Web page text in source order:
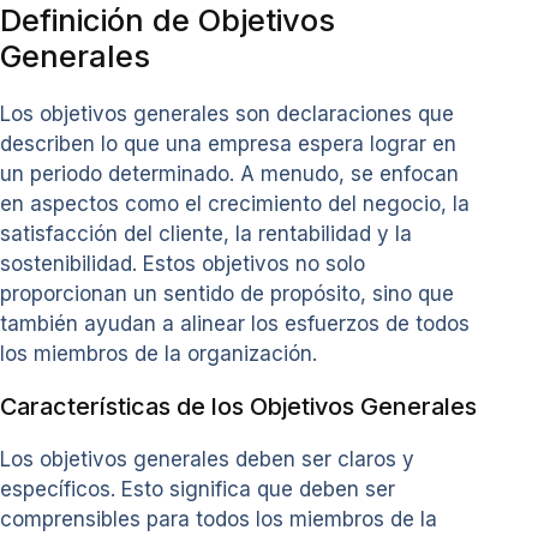
Definición de Objetivos
Generales
Los objetivos generales son declaraciones que
describen lo que una empresa espera lograr en
un periodo determinado. A menudo, se enfocan
en aspectos como el crecimiento del negocio, la
satisfacción del cliente, la rentabilidad y la
sostenibilidad. Estos objetivos no solo
proporcionan un sentido de propósito, sino que
también ayudan a alinear los esfuerzos de todos
los miembros de la organización.
Características de los Objetivos Generales
Los objetivos generales deben ser claros y
específicos. Esto significa que deben ser
comprensibles para todos los miembros de la